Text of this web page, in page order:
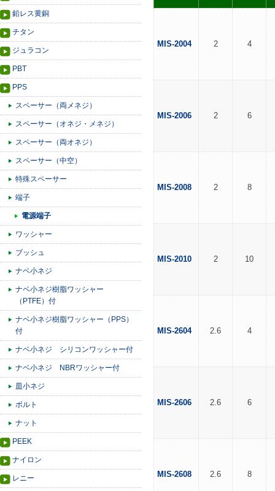
鉛レス黄銅
チタン
ジュラコン
PBT
PPS
スペーサー（両メネジ）
スペーサー（オネジ・メネジ）
スペーサー（両オネジ）
スペーサー（中空）
特殊スペーサー
端子
電源端子
ワッシャー
ブッシュ
ナベ小ネジ
ナベ小ネジ樹脂ワッシャー
（PTFE）付
ナベ小ネジ樹脂ワッシャー（PPS）
付
ナベ小ネジ シリコンワッシャー付
ナベ小ネジ NBRワッシャー付
皿小ネジ
ボルト
ナット
PEEK
ナイロン
レニー
MIS-2004 2 4
MIS-2006 2 6
MIS-2008 2 8
MIS-2010 2 10
MIS-2604 2.6 4
MIS-2606 2.6 6
MIS-2608 2.6 8